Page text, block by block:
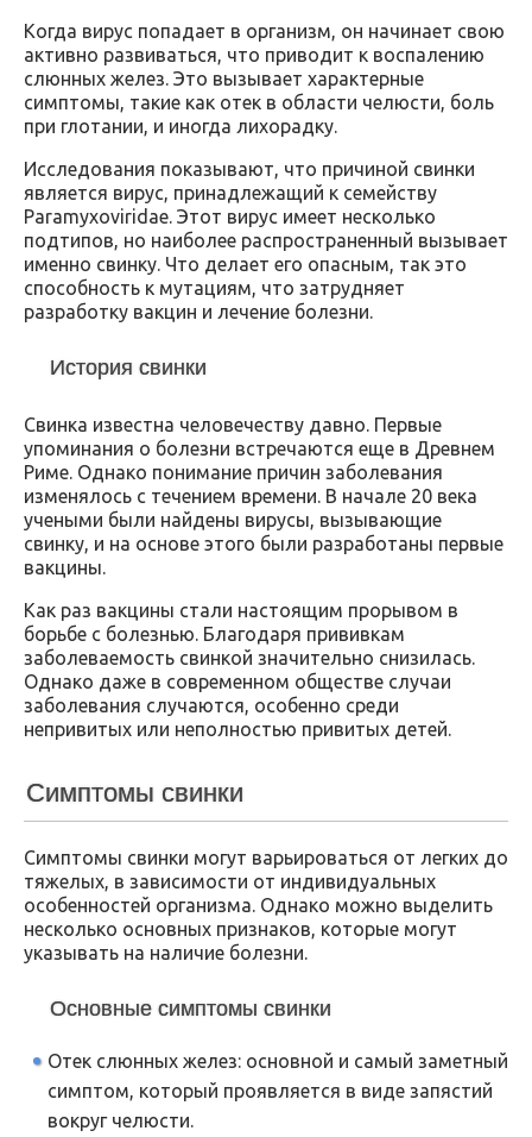
Когда вирус попадает в организм, он начинает свою
активно развиваться, что приводит к воспалению
слюнных желез. Это вызывает характерные
симптомы, такие как отек в области челюсти, боль
при глотании, и иногда лихорадку.
Исследования показывают, что причиной свинки
является вирус, принадлежащий к семейству
Paramyxoviridae. Этот вирус имеет несколько
подтипов, но наиболее распространенный вызывает
именно свинку. Что делает его опасным, так это
способность к мутациям, что затрудняет
разработку вакцин и лечение болезни.
История свинки
Свинка известна человечеству давно. Первые
упоминания о болезни встречаются еще в Древнем
Риме. Однако понимание причин заболевания
изменялось с течением времени. В начале 20 века
учеными были найдены вирусы, вызывающие
свинку, и на основе этого были разработаны первые
вакцины.
Как раз вакцины стали настоящим прорывом в
борьбе с болезнью. Благодаря прививкам
заболеваемость свинкой значительно снизилась.
Однако даже в современном обществе случаи
заболевания случаются, особенно среди
непривитых или неполностью привитых детей.
Симптомы свинки
Симптомы свинки могут варьироваться от легких до
тяжелых, в зависимости от индивидуальных
особенностей организма. Однако можно выделить
несколько основных признаков, которые могут
указывать на наличие болезни.
Основные симптомы свинки
Отек слюнных желез: основной и самый заметный
симптом, который проявляется в виде запястий
вокруг челюсти.